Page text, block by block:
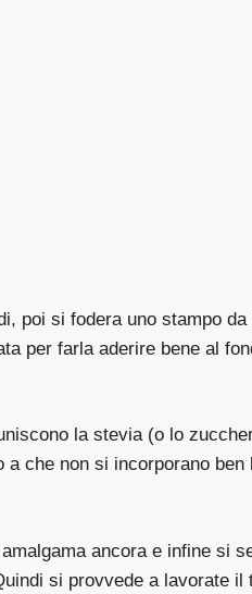
poi si fodera uno stampo
per farla aderire bene al
la stevia (o lo
che non si incorporano ben
ancora e infine si
si provvede a lavorate il